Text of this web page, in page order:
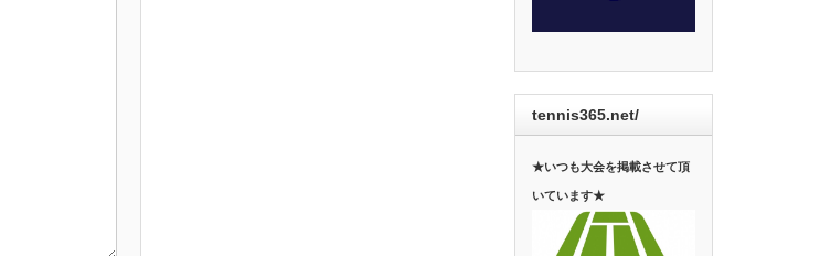
tennis365.net/
★いつも大会を掲載させて頂
いています★